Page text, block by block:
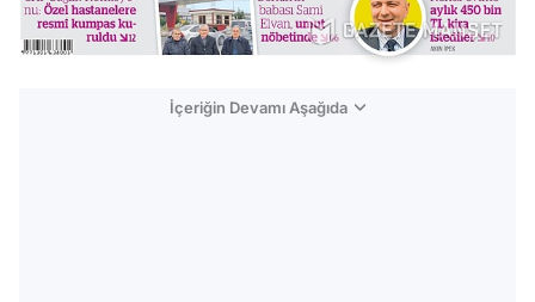
İçeriğin Devamı Aşağıda